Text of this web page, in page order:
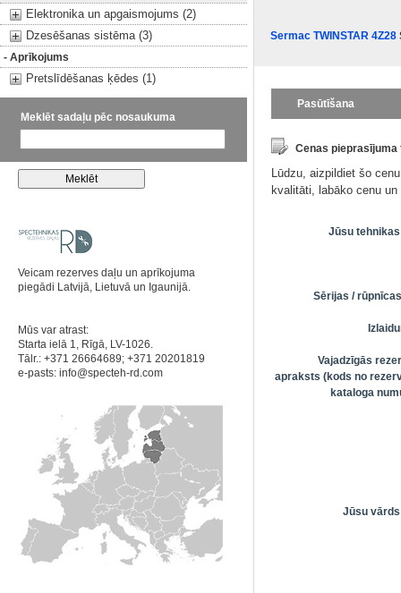
Elektronika un apgaismojums (2)
Dzesēšanas sistēma (3)
- Aprīkojums
Pretslīdēšanas ķēdes (1)
Meklēt sadaļu pēc nosaukuma
Veicam rezerves daļu un aprīkojuma
piegādi Latvijā, Lietuvā un Igaunijā.
Mūs var atrast:
Starta ielā 1, Rīgā, LV-1026.
Tālr.: +371 26664689; +371 20201819
e-pasts: info@specteh-rd.com
Sermac TWINSTAR 4Z28
Pasūtīšana
Cenas pieprasījuma
Lūdzu, aizpildiet šo
kvalitāti, labāko cenu
Jūsu
Sērijas /
Vajadzīgās
apraksts (kods no
kataloga
Jūsu